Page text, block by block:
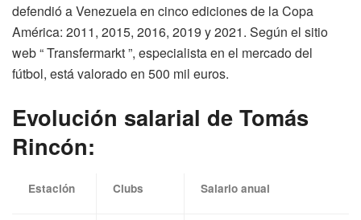
defendió a Venezuela en cinco ediciones de la Copa
América: 2011, 2015, 2016, 2019 y 2021. Según el sitio
web “ Transfermarkt ”, especialista en el mercado del
fútbol, está valorado en 500 mil euros.
Evolución salarial de Tomás
Rincón:
Estación Clubs Salario anual